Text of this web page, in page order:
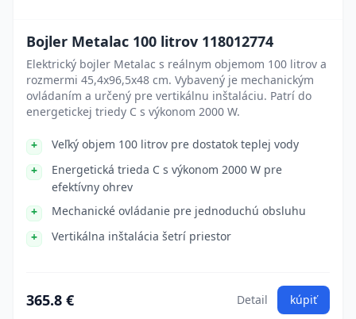
Bojler Metalac 100 litrov 118012774
Elektrický bojler Metalac s reálnym objemom 100 litrov a
rozmermi 45,4x96,5x48 cm. Vybavený je mechanickým
ovládaním a určený pre vertikálnu inštaláciu. Patrí do
energetickej triedy C s výkonom 2000 W.
Veľký objem 100 litrov pre dostatok teplej vody
Energetická trieda C s výkonom 2000 W pre
efektívny ohrev
Mechanické ovládanie pre jednoduchú obsluhu
Vertikálna inštalácia šetrí priestor
365.8 € Detail kúpiť